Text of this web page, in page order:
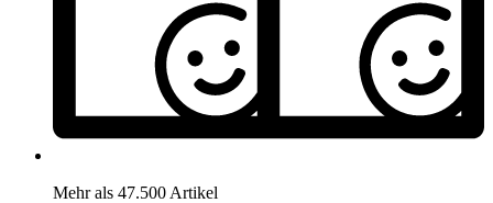
Mehr als 47.500 Artikel